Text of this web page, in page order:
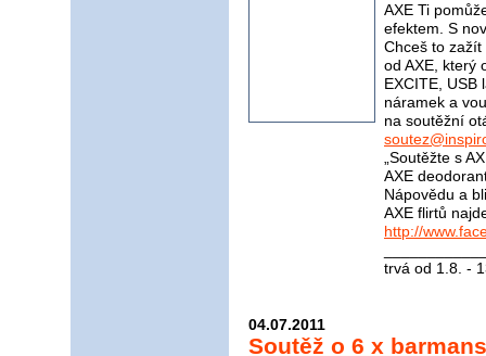
AXE Ti
efektem. S
Chceš to
od AXE, který
EXCITE, USB
náramek a
na soutěžní
„Soutěžte s
AXE
Nápovědu a
AXE flirtů
http://
trvá od 1.8. -
04.07.2011
Soutěž o 6 x